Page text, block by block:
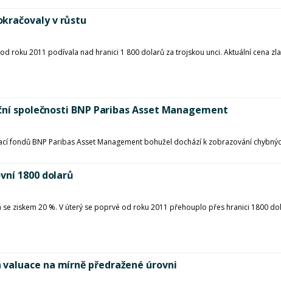
v růstu
roku 2011 podívala nad hranici 1 800 dolarů za trojskou unci. Aktuální cena
společnosti BNP Paribas Asset Management
fondů BNP Paribas Asset Management bohužel dochází k zobrazování
1800 dolarů
ziskem 20 %. V úterý se poprvé od roku 2011 přehouplo přes hranici 1800
valuace na mírně předražené úrovni